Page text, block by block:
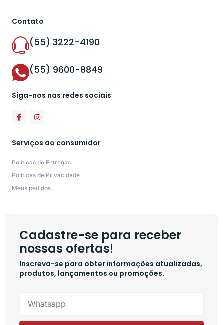
Contato
(55) 3222-4190
(55) 9600-8849
Siga-nos nas redes sociais
Serviços ao consumidor
Políticas de Entregas
Políticas de Privacidade
Meus pedidos
Cadastre-se para receber
nossas ofertas!
Inscreva-se para obter informações atualizadas,
produtos, lançamentos ou promoções.